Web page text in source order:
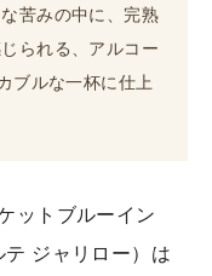
苦みの中に、完熟
られる、アルコー
ブルな一杯に仕上
ットブルーイン
ジャリロー）は